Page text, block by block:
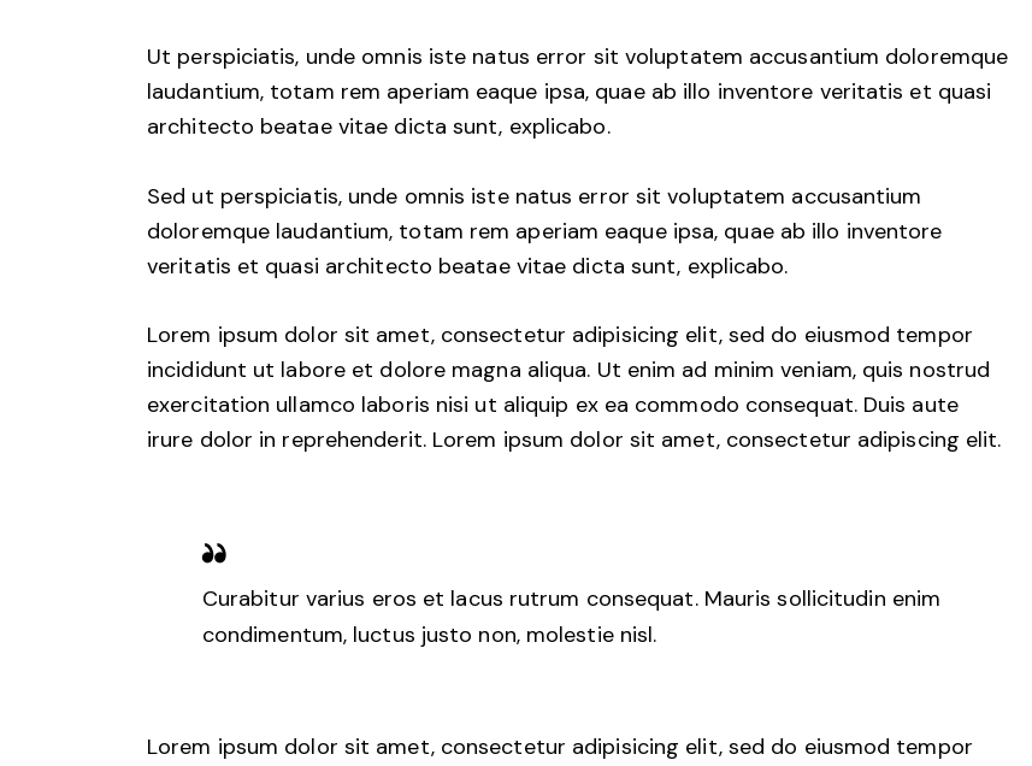
Ut perspiciatis, unde omnis iste natus error sit voluptatem accusantium doloremque
laudantium, totam rem aperiam eaque ipsa, quae ab illo inventore veritatis et quasi
architecto beatae vitae dicta sunt, explicabo.
Sed ut perspiciatis, unde omnis iste natus error sit voluptatem accusantium
doloremque laudantium, totam rem aperiam eaque ipsa, quae ab illo inventore
veritatis et quasi architecto beatae vitae dicta sunt, explicabo.
Lorem ipsum dolor sit amet, consectetur adipisicing elit, sed do eiusmod tempor
incididunt ut labore et dolore magna aliqua. Ut enim ad minim veniam, quis nostrud
exercitation ullamco laboris nisi ut aliquip ex ea commodo consequat. Duis aute
irure dolor in reprehenderit. Lorem ipsum dolor sit amet, consectetur adipiscing elit.
Curabitur varius eros et lacus rutrum consequat. Mauris sollicitudin enim
condimentum, luctus justo non, molestie nisl.
Lorem ipsum dolor sit amet, consectetur adipisicing elit, sed do eiusmod tempor